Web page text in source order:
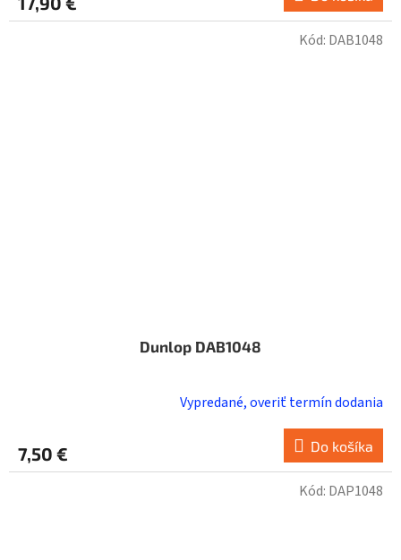
Dunlop DAB1048
Vypredané, overiť termín dodania
7,50 € Do košíka
Kód: DAB1048
Kód: DAP1048